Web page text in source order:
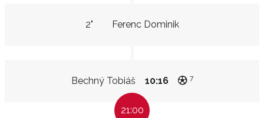
Ferenc Dominik
2"
Bechný Tobiáš 10:16 7
21:00